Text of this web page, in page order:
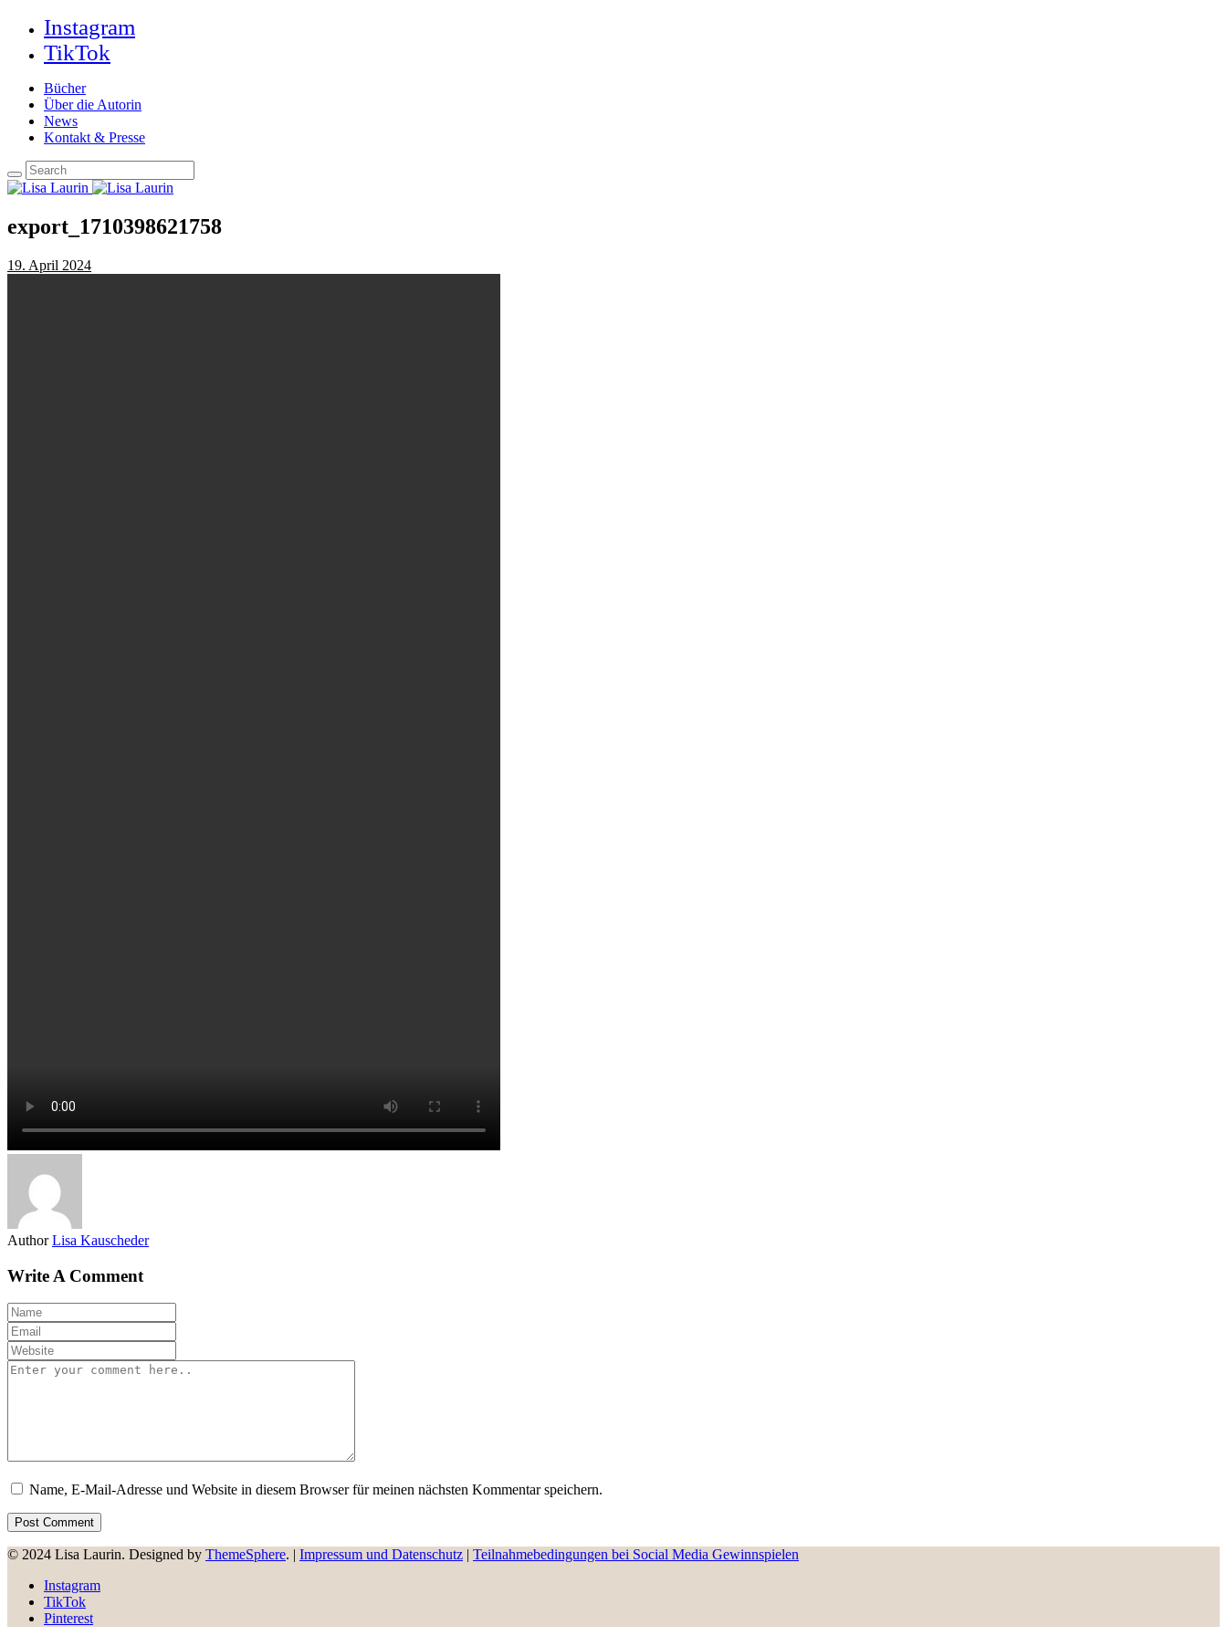
Instagram
TikTok
Bücher
Über die Autorin
News
Kontakt & Presse
export_1710398621758
19. April 2024
Author Lisa Kauscheder
Write A Comment
Name, E-Mail-Adresse und Website in diesem Browser für meinen nächsten Kommentar speichern.
© 2024 Lisa Laurin. Designed by ThemeSphere. | Impressum und Datenschutz | Teilnahmebedingungen bei Social Media Gewinnspielen
Instagram
TikTok
Pinterest